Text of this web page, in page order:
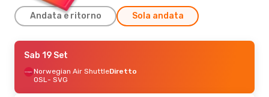
Andata e ritorno Sola andata
Ven 21 Ago
Scandinavian AirlinesDiretto
OSL- SVG
Sab 19 Set
Norwegian Air ShuttleDiretto
OSL- SVG